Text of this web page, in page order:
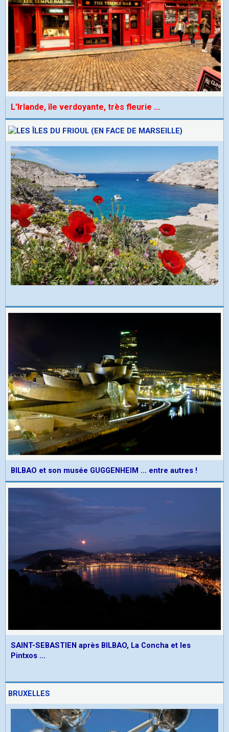
L'Irlande, île verdoyante, très fleurie ...
BILBAO et son musée GUGGENHEIM ... entre autres !
SAINT-SEBASTIEN après BILBAO, La Concha et les
Pintxos ...
BRUXELLES